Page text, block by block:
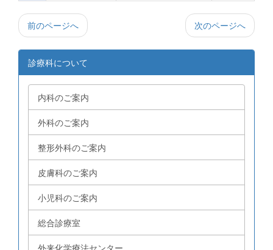
前のページへ 次のページへ
診療科について
内科のご案内
外科のご案内
整形外科のご案内
皮膚科のご案内
小児科のご案内
総合診療室